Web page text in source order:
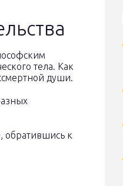
тела. Как
души.
обратившись к